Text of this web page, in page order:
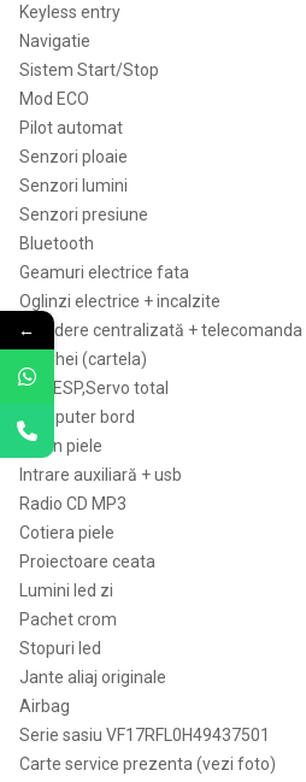
Keyless entry
Navigatie
Sistem Start/Stop
Mod ECO
Pilot automat
Senzori ploaie
Senzori lumini
Senzori presiune
Bluetooth
Geamuri electrice fata
Oglinzi electrice + incalzite
Inchidere centralizată + telecomanda
2 x Chei (cartela)
Abs,ESP,Servo total
Computer bord
Volan piele
Intrare auxiliară + usb
Radio CD MP3
Cotiera piele
Proiectoare ceata
Lumini led zi
Pachet crom
Stopuri led
Jante aliaj originale
Airbag
Serie sasiu VF17RFL0H49437501
Carte service prezenta (vezi foto)
←